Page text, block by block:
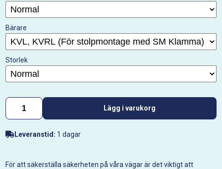
Bärare
Storlek
Lägg i varukorg
Leveranstid: 1 dagar
För att säkerställa säkerheten på våra vägar är det viktigt att